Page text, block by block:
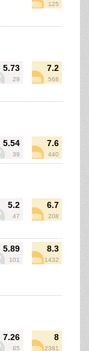
125
5.73
29
7.2
568
5.54
39
7.6
440
5.2
47
6.7
208
5.89
101
8.3
1432
7.26
85
8
2381